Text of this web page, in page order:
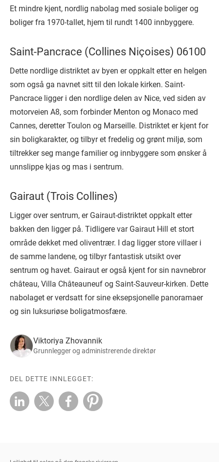
Et mindre kjent, nordlig nabolag med sosiale boliger og
boliger fra 1970-tallet, hjem til rundt 1400 innbyggere.
Saint-Pancrace (Collines Niçoises) 06100
Dette nordlige distriktet av byen er oppkalt etter en helgen
som også ga navnet sitt til den lokale kirken. Saint-
Pancrace ligger i den nordlige delen av Nice, ved siden av
motorveien A8, som forbinder Menton og Monaco med
Cannes, deretter Toulon og Marseille. Distriktet er kjent for
sin boligkarakter, og tilbyr et fredelig og grønt miljø, som
tiltrekker seg mange familier og innbyggere som ønsker å
unnslippe kjas og mas i sentrum.
Gairaut (Trois Collines)
Ligger over sentrum, er Gairaut-distriktet oppkalt etter
bakken den ligger på. Tidligere var Gairaut Hill et stort
område dekket med oliventrær. I dag ligger store villaer i
de samme landene, og tilbyr fantastisk utsikt over
sentrum og havet. Gairaut er også kjent for sin navnebror
château, Villa Châteauneuf og Saint-Sauveur-kirken. Dette
nabolaget er verdsatt for sine eksepsjonelle panoramaer
og sin luksuriøse boligatmosfære.
Viktoriya Zhovannik
Grunnlegger og administrerende direktør
DEL DETTE INNLEGGET: